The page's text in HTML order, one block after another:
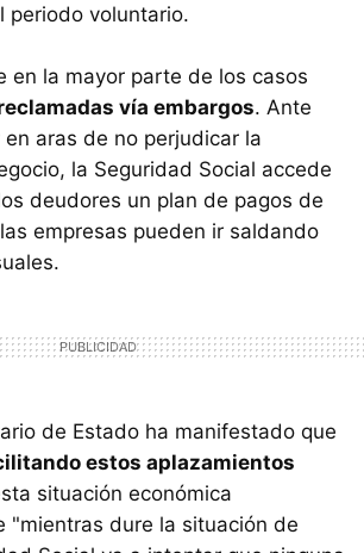
periodo voluntario.
en la mayor parte de los casos
vía embargos. Ante
aras de no perjudicar la
la Seguridad Social accede
deudores un plan de pagos de
empresas pueden ir saldando
de Estado ha manifestado que
estos aplazamientos
situación económica
"mientras dure la situación de